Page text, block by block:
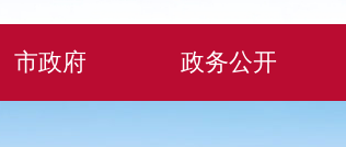
市政府 政务公开